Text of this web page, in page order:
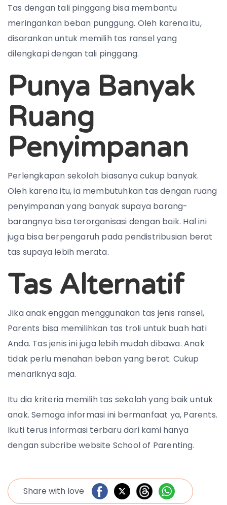
Tas dengan tali pinggang bisa membantu
meringankan beban punggung. Oleh karena itu,
disarankan untuk memilih tas ransel yang
dilengkapi dengan tali pinggang.
Punya Banyak
Ruang
Penyimpanan
Perlengkapan sekolah biasanya cukup banyak.
Oleh karena itu, ia membutuhkan tas dengan ruang
penyimpanan yang banyak supaya barang-
barangnya bisa terorganisasi dengan baik. Hal ini
juga bisa berpengaruh pada pendistribusian berat
tas supaya lebih merata.
Tas Alternatif
Jika anak enggan menggunakan tas jenis ransel,
Parents bisa memilihkan tas troli untuk buah hati
Anda. Tas jenis ini juga lebih mudah dibawa. Anak
tidak perlu menahan beban yang berat. Cukup
menariknya saja.
Itu dia kriteria memilih tas sekolah yang baik untuk
anak. Semoga informasi ini bermanfaat ya, Parents.
Ikuti terus informasi terbaru dari kami hanya
dengan subcribe website School of Parenting.
Share with love